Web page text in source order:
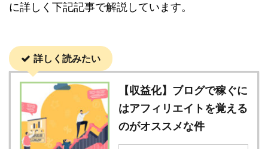
に詳しく下記記事で解説しています。
詳しく読みたい
【収益化】ブログで稼ぐに
はアフィリエイトを覚える
のがオススメな件